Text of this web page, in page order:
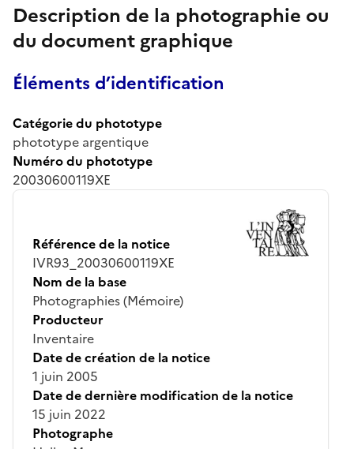
Description de la photographie ou
du document graphique
Éléments d’identification
Catégorie du phototype
phototype argentique
Numéro du phototype
20030600119XE
Référence de la notice
IVR93_20030600119XE
Nom de la base
Photographies (Mémoire)
Producteur
Inventaire
Date de création de la notice
1 juin 2005
Date de dernière modification de la notice
15 juin 2022
Photographe